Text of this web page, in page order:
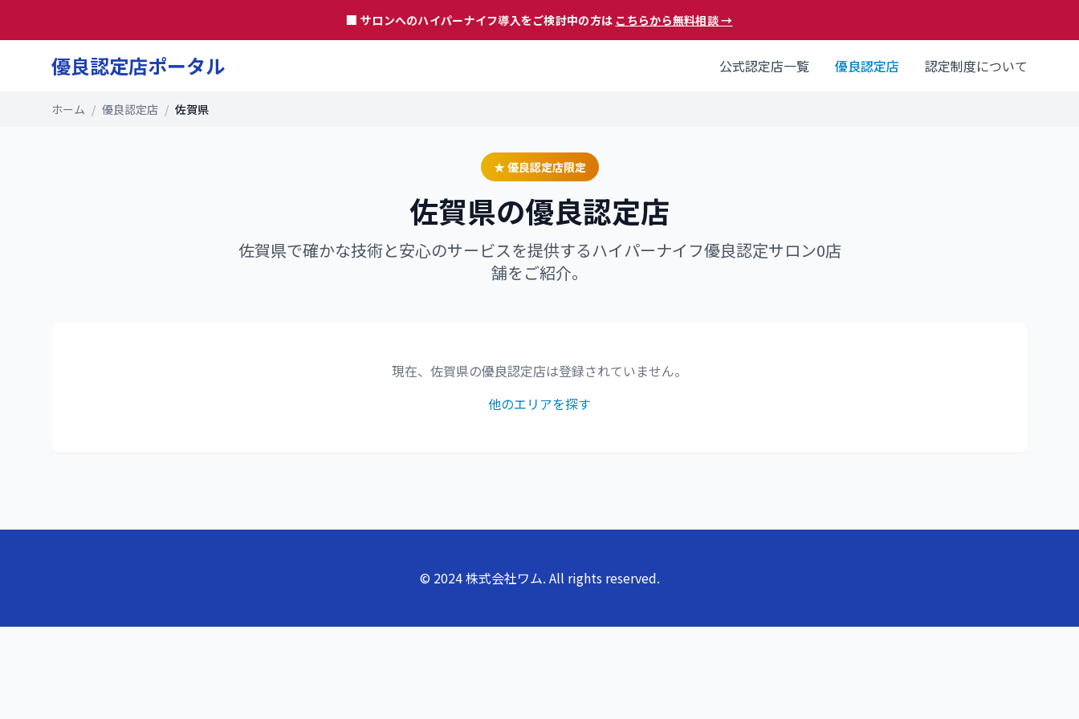
🏢 サロンへのハイパーナイフ導入をご検討中の方は こちらから無料相談 →
優良認定店ポータル 公式認定店一覧 優良認定店 認定制度について
ホーム / 優良認定店 / 佐賀県
★ 優良認定店限定
佐賀県の優良認定店
佐賀県で確かな技術と安心のサービスを提供するハイパーナイフ優良認定サロン0店
舗をご紹介。
現在、 佐賀県の優良認定店は登録されていません。
他のエリアを探す
© 2024 株式会社ワム. All rights reserved.